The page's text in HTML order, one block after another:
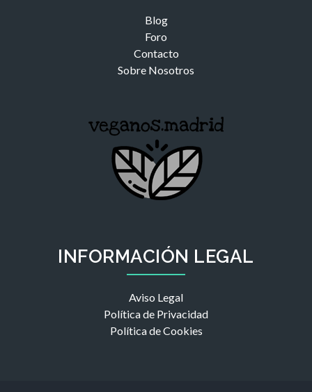
Blog
Foro
Contacto
Sobre Nosotros
INFORMACIÓN LEGAL
Aviso Legal
Política de Privacidad
Política de Cookies